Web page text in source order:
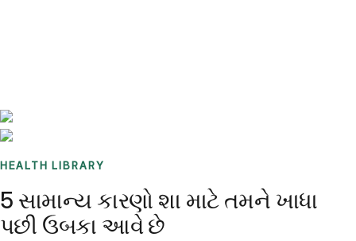
HEALTH LIBRARY
5 સામાન્ય કારણો શા માટે તમને ખાધા
પછી ઉબકા આવે છે